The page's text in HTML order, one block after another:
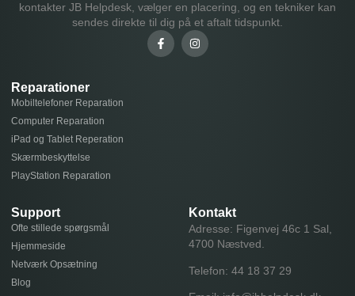
kontakter JB Helpdesk, vælger en placering, og en tekniker kan
sendes direkte til dig på et aftalt tidspunkt.
Reparationer
Mobiltelefoner Reparation
Computer Reparation
iPad og Tablet Reperation
Skærmbeskyttelse
PlayStation Reparation
Support
Ofte stillede spørgsmål
Hjemmeside
Netværk Opsætning
Blog
Kontakt
Adresse: Figenvej 46c 1 Sal,
4700 Næstved.
Telefon: 44 18 37 29